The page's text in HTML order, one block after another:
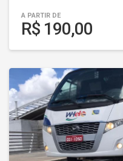
A PARTIR DE
R$ 190,00